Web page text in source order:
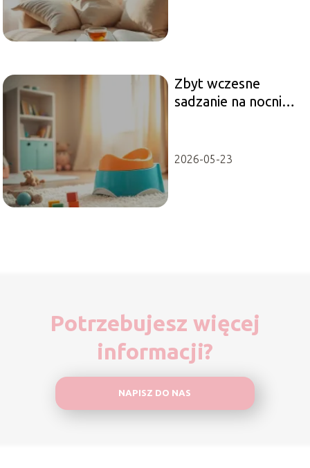
Zbyt wczesne
sadzanie na nocnik –
2026-05-23
Potrzebujesz więcej
informacji?
NAPISZ DO NAS